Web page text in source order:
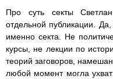
Про суть секты
отдельной публикации.
именно секта. Не
курсы, не лекции по
теорий заговоров,
любой момент могла